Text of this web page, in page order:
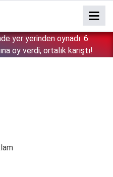
sonra Bahçeli'den,
açıklama geldi